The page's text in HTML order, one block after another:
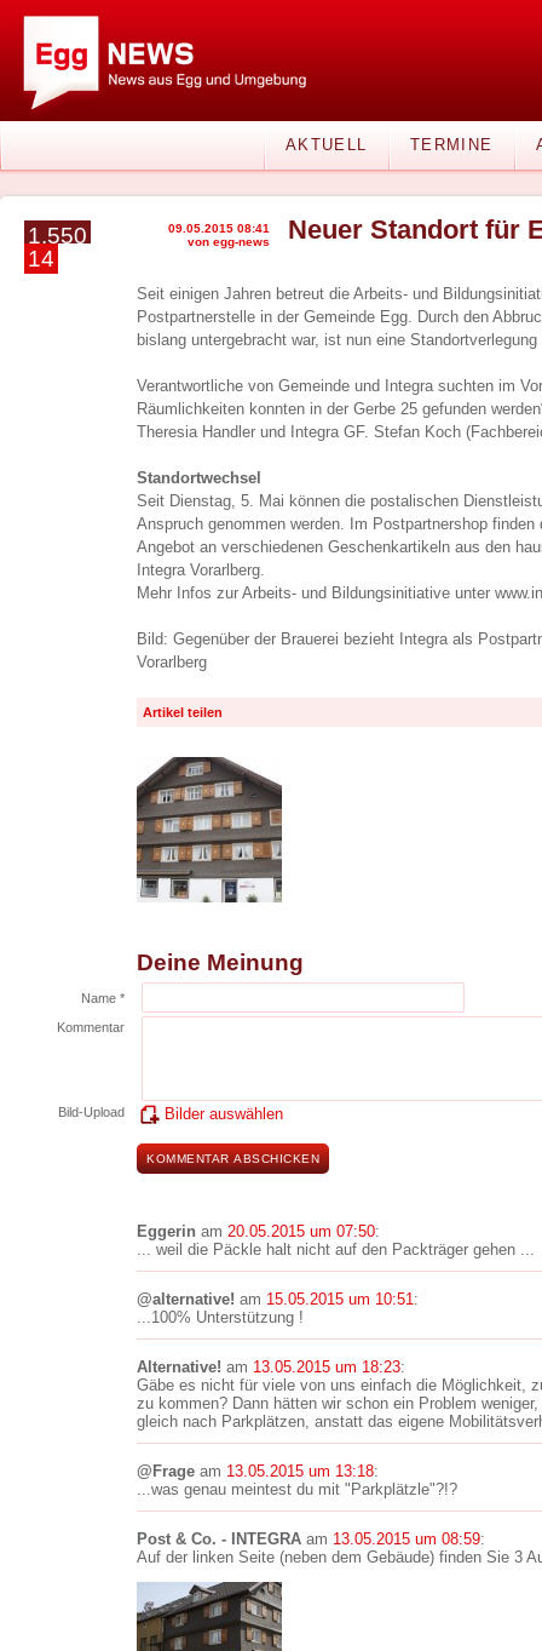
AKTUELL TERMINE
1.550
14
09.05.2015 08:41
von egg-news
Neuer Standort für
Seit einigen Jahren betreut die Arbeits- und
Postpartnerstelle in der Gemeinde Egg. Durch den
bislang untergebracht war, ist nun eine
Verantwortliche von Gemeinde und Integra suchten im
Räumlichkeiten konnten in der Gerbe 25 gefunden
Theresia Handler und Integra GF. Stefan Koch
Standortwechsel
Seit Dienstag, 5. Mai können die postalischen
Anspruch genommen werden. Im Postpartnershop
Angebot an verschiedenen Geschenkartikeln aus den
Integra Vorarlberg.
Mehr Infos zur Arbeits- und Bildungsinitiative unter
Bild: Gegenüber der Brauerei bezieht Integra als
Vorarlberg
Artikel teilen
Deine Meinung
Name *
Kommentar
Bild-Upload Bilder auswählen
Eggerin am 20.05.2015 um 07:50:
... weil die Päckle halt nicht auf den Packträger gehen ...
@alternative! am 15.05.2015 um 10:51:
...100% Unterstützung !
Alternative! am 13.05.2015 um 18:23:
Gäbe es nicht für viele von uns einfach die Möglichkeit,
zu kommen? Dann hätten wir schon ein Problem
gleich nach Parkplätzen, anstatt das eigene
@Frage am 13.05.2015 um 13:18:
...was genau meintest du mit "Parkplätzle"?!?
Post & Co. - INTEGRA am 13.05.2015 um 08:59:
Auf der linken Seite (neben dem Gebäude) finden Sie 3